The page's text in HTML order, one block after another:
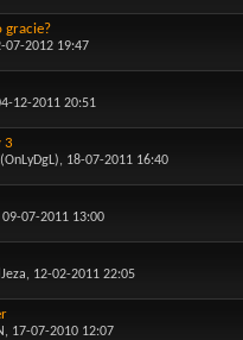
gracie?
07-2012 19:47
12-2011 20:51
3
, 18-07-2011 16:40
09-07-2011 13:00
, 12-02-2011 22:05
, 17-07-2010 12:07